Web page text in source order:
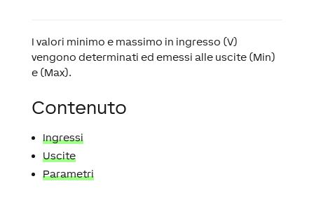
I valori minimo e massimo in ingresso (V)
vengono determinati ed emessi alle uscite (Min)
e (Max).
Contenuto
Ingressi
Uscite
Parametri